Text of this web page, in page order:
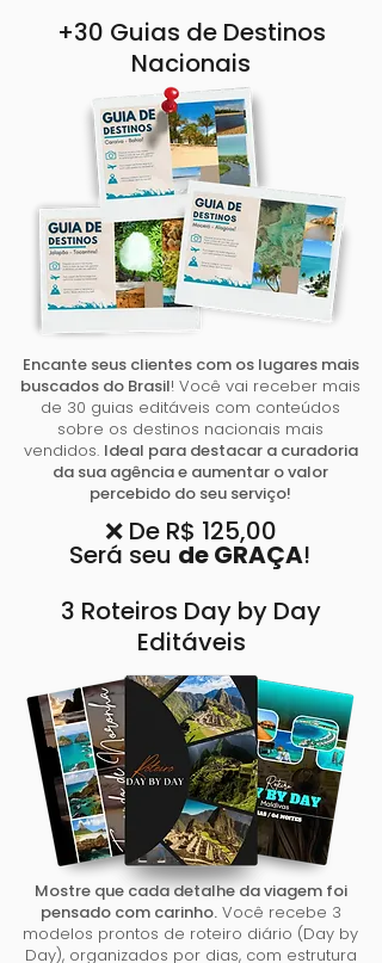
+30 Guias de Destinos
Nacionais
Encante seus clientes com os lugares mais
buscados do Brasil! Você vai receber mais
de 30 guias editáveis com conteúdos
sobre os destinos nacionais mais
vendidos. Ideal para destacar a curadoria
da sua agência e aumentar o valor
percebido do seu serviço!
❌ De R$ 125,00
Será seu de GRAÇA!
3 Roteiros Day by Day
Editáveis
Mostre que cada detalhe da viagem foi
pensado com carinho.Você recebe 3
modelos prontos de roteiro diário (Day by
Day), organizados por dias, com estrutura